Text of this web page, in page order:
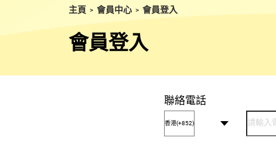
主頁 > 會員中心 > 會員登入
會員登入
聯絡電話